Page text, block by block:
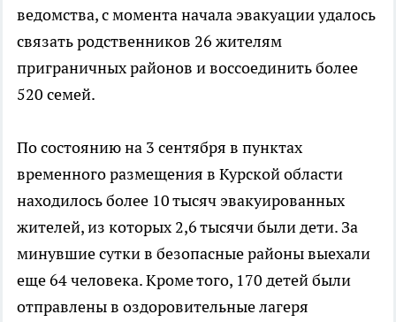
ведомства, с момента начала эвакуации удалось
связать родственников 26 жителям
приграничных районов и воссоединить более
520 семей.
По состоянию на 3 сентября в пунктах
временного размещения в Курской области
находилось более 10 тысяч эвакуированных
жителей, из которых 2,6 тысячи были дети. За
минувшие сутки в безопасные районы выехали
еще 64 человека. Кроме того, 170 детей были
отправлены в оздоровительные лагеря